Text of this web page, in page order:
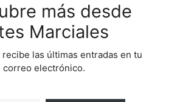
más desde
Marciales
las últimas entradas en tu
correo electrónico.